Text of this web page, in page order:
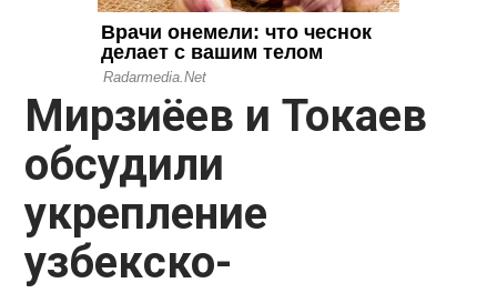
Мирзиёев и Токаев
обсудили
укрепление
узбекско-